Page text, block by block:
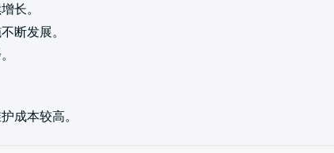
长。
断发展。
成本较高。